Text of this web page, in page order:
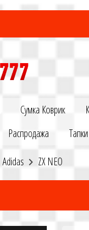
Сумка Коврик
Распродажа
Adidas ZX NEO